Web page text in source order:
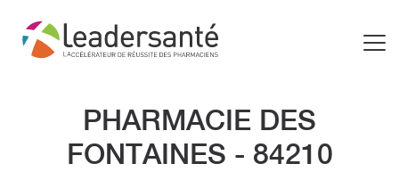
PHARMACIE DES
FONTAINES - 84210